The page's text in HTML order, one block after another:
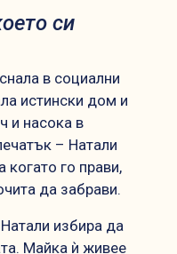
си
в социални
истински дом и
и насока в
– Натали
когато го прави,
да забрави.
избира да
Майка ѝ живее